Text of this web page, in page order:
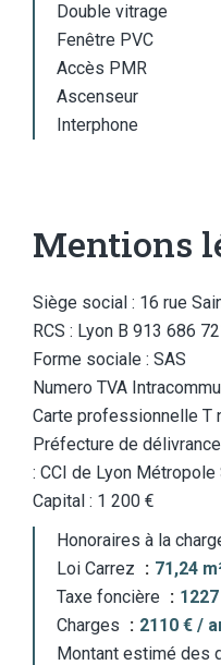
Double vitrage
Fenêtre PVC
Accès PMR
Ascenseur
Interphone
Mentions
Siège social : 16 rue
RCS : Lyon B 913 686
Forme sociale : SAS
Numero TVA
Carte professionnelle T
Préfecture de
: CCI de Lyon
Capital : 1 200 €
Honoraires à la
Loi Carrez
71,24
Taxe foncière
Charges
2110 € /
Montant estimé des